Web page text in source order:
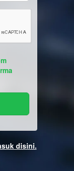
disini.